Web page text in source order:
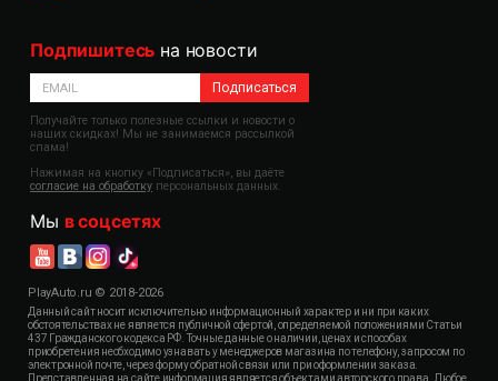
Подпишитесь на новости
Подписаться
Получайте только полезные ссылки и новости о
наших скидках! Мы не занимаемся рассылкой
спама!
Нажимая на кнопку «Подписаться», вы даёте
согласие на обработку персональных данных.
Мы в соцсетях
PlayAuto.ru © 2018-2026
Данный сайт носит исключительно информационный характер и ни при каких
обстоятельствах не является публичной офертой, определяемой положениями Статьи
437 Гражданского кодекса РФ. Точные данные о наличии, ценах и способах
приобретения необходимо узнавать у менеджеров магазина по телефону, запросом по
электронной почте, через форму обратной связи или при оформлении заказа.
Представленная на сайте информация является объектами авторского права. Любое